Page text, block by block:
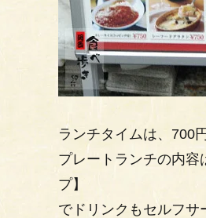
ランチタイムは、700
プレートランチの内
プ】
でドリンクもセルフ